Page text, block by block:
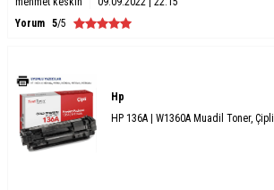
Yorum 5/5
Hp
HP 136A | W1360A Muadil Toner, Çipli